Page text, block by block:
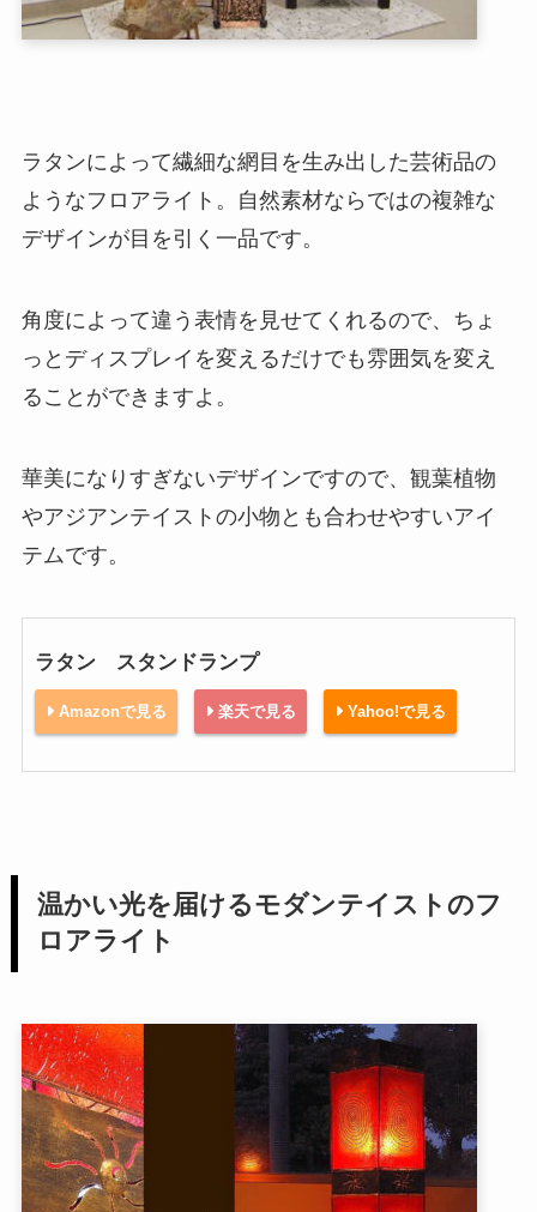
ラタンによって繊細な網目を生み出した芸術品の
ようなフロアライト。自然素材ならではの複雑な
デザインが目を引く一品です。
角度によって違う表情を見せてくれるので、ちょ
っとディスプレイを変えるだけでも雰囲気を変え
ることができますよ。
華美になりすぎないデザインですので、観葉植物
やアジアンテイストの小物とも合わせやすいアイ
テムです。
ラタン スタンドランプ
Amazonで見る 楽天で見る Yahoo!で見る
温かい光を届けるモダンテイストのフ
ロアライト